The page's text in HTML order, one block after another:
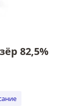
82,5%